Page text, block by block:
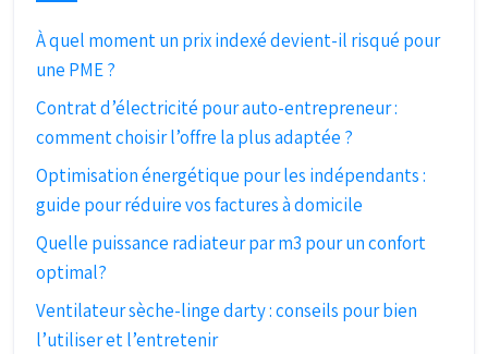
À quel moment un prix indexé devient-il risqué pour
une PME ?
Contrat d’électricité pour auto-entrepreneur :
comment choisir l’offre la plus adaptée ?
Optimisation énergétique pour les indépendants :
guide pour réduire vos factures à domicile
Quelle puissance radiateur par m3 pour un confort
optimal?
Ventilateur sèche-linge darty : conseils pour bien
l’utiliser et l’entretenir